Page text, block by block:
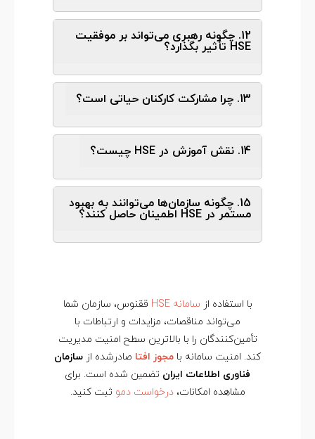
12. چگونه رهبری می‌تواند بر موفقیت
HSE تأثیر بگذارد؟
13. چرا مشارکت کارکنان حیاتی است؟
14. نقش آموزش در HSE چیست؟
15. چگونه سازمان‌ها می‌توانند به بهبود
مستمر در HSE اطمینان حاصل کنند؟
با استفاده از سامانه HSE
ققنوس، سازمان شما
می‌تواند مناقصات، مزایدات و ارتباطات با
تأمین‌کنندگان را با بالاترین سطح امنیت مدیریت
کند. امنیت سامانه با مجوز افتا صادرشده از سازمان
فناوری اطلاعات ایران تضمین شده است. برای
مشاهده امکانات،درخواست دمو ثبت کنید.